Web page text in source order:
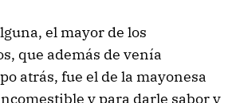
el mayor de los
que además de venía
atrás, fue el de la mayonesa
y para darle sabor y